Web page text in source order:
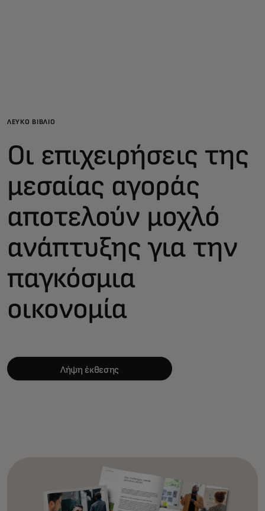
Νέα και τάσεις
ΛΕΥΚΟ ΒΙΒΛΙΟ
Οι επιχειρήσεις της
μεσαίας αγοράς
αποτελούν μοχλό
ανάπτυξης για την
παγκόσμια
οικονομία
Λήψη έκθεσης